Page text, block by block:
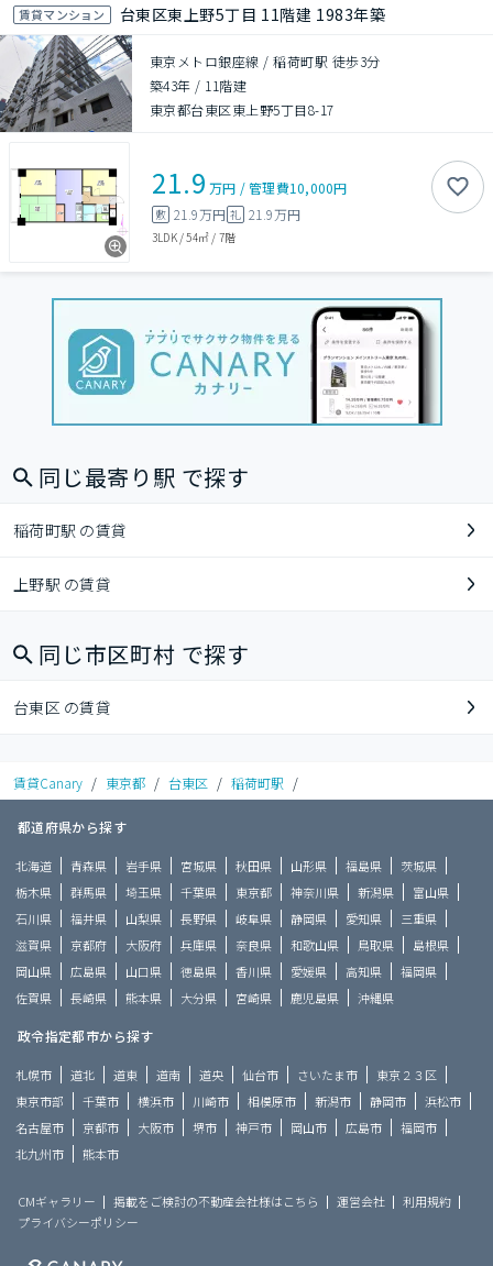
賃貸マンション 台東区東上野5丁目 11階建 1983年築
東京メトロ銀座線 / 稲荷町駅 徒歩3分
築43年 / 11階建
東京都台東区東上野5丁目8-17
21.9 万円 /管理費10,000円
敷 21.9万円 礼 21.9万円
3LDK/54㎡ / 7階
同じ最寄り駅 で探す
稲荷町駅 の賃貸
上野駅 の賃貸
同じ市区町村 で探す
台東区 の賃貸
賃貸Canary / 東京都 / 台東区 / 稲荷町駅 /
都道府県から探す
北海道 青森県 岩手県 宮城県 秋田県 山形県 福島県
茨城県
栃木県
群馬県 埼玉県 千葉県 東京都 神奈川県 新潟県
富山県
石川県
福井県 山梨県 長野県 岐阜県 静岡県 愛知県
三重県
滋賀県
京都府 大阪府 兵庫県 奈良県 和歌山県 鳥取県
島根県
岡山県
広島県 山口県 徳島県 香川県 愛媛県 高知県
福岡県
佐賀県
長崎県 熊本県 大分県 宮崎県 鹿児島県 沖縄県
政令指定都市から探す
札幌市 道北 道東 道南 道央 仙台市 さいたま市
東京２３区
東京市部
千葉市 横浜市 川崎市 相模原市 新潟市 静岡市
浜松市
名古屋市
京都市 大阪市 堺市 神戸市 岡山市 広島市
福岡市
北九州市
熊本市
CMギャラリー 掲載をご検討の不動産会社様はこちら 運営会社
利用規約
プライバシーポリシー